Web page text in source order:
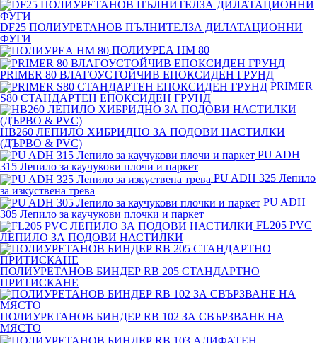
DF25 ПОЛИУРЕТАНОВ ПЪЛНИТЕЛЗА ДИЛАТАЦИОННИ
ФУГИ
ПОЛИУРЕА HM 80
PRIMER 80 ВЛАГОУСТОЙЧИВ ЕПОКСИДЕН ГРУНД
PRIMER
S80 СТАНДАРТЕН ЕПОКСИДЕН ГРУНД
HB260 ЛЕПИЛО ХИБРИДНО ЗА ПОДОВИ НАСТИЛКИ
(ДЪРВО & PVC)
PU ADH
315 Лепило за каучукови плочи и паркет
PU ADH 325 Лепило
за изкуствена трева
PU ADH
305 Лепило за каучукови плочки и паркет
FL205 PVC
ЛЕПИЛО ЗА ПОДОВИ НАСТИЛКИ
ПОЛИУРЕТАНОВ БИНДЕР RB 205 СТАНДАРТНО
ПРИТИСКАНЕ
ПОЛИУРЕТАНОВ БИНДЕР RB 102 ЗА СВЪРЗВАНЕ НА
МЯСТО